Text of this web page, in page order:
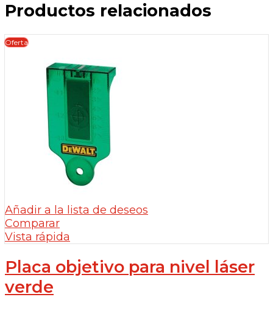
Productos relacionados
Oferta
Añadir a la lista de deseos
Comparar
Vista rápida
Placa objetivo para nivel láser
verde